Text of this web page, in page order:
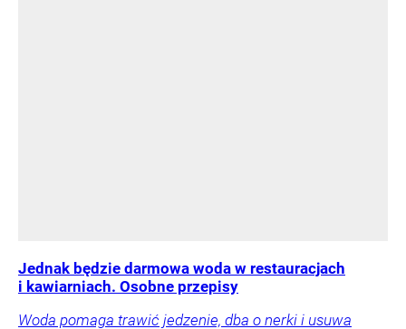
Jednak będzie darmowa woda w restauracjach
i kawiarniach. Osobne przepisy
Woda pomaga trawić jedzenie, dba o nerki i usuwa